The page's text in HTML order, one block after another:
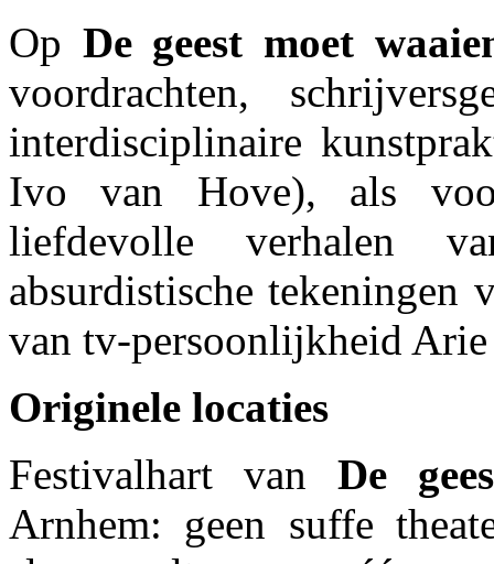
Op De geest moet
voordrachten,
interdisciplinaire
Ivo van Hove), als
liefdevolle verhalen
absurdistische tekeningen
van tv-persoonlijkheid Arie
Originele locaties
Festivalhart van De
Arnhem: geen suffe